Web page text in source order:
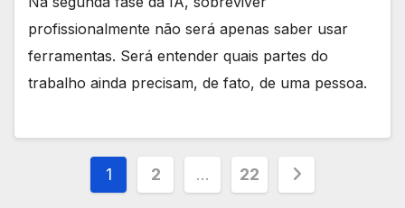
profissionalmente não será apenas saber usar
ferramentas. Será entender quais partes do
trabalho ainda precisam, de fato, de uma pessoa.
Paginação
1 2 … 22